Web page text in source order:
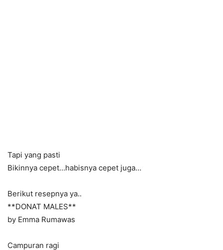
Tapi yang pasti
Bikinnya cepet…habisnya cepet juga…
Berikut resepnya ya..
**DONAT MALES**
by Emma Rumawas
Campuran ragi